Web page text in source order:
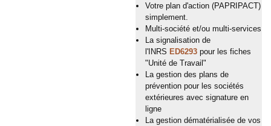
Votre plan d'action (PAPRIPACT)
simplement.
Multi-société et/ou multi-services
La signalisation de
l'INRS ED6293 pour les fiches
"Unité de Travail"
La gestion des plans de
prévention pour les sociétés
extérieures avec signature en
ligne
La gestion dématérialisée de vos